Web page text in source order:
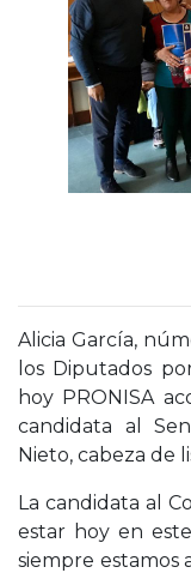
Alicia García,
los Diputados
hoy PRONISA
candidata al
Nieto, cabeza de
La candidata al
estar hoy en
siempre estamos